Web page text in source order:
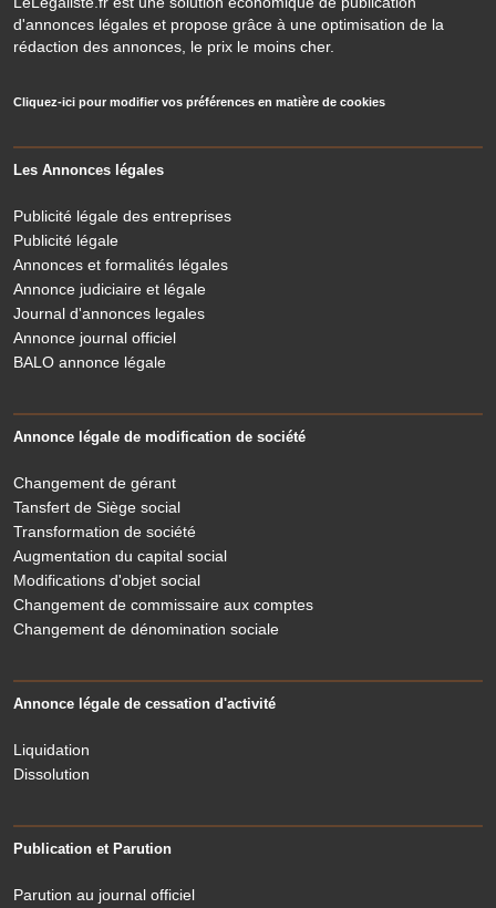
d'annonces légales et propose grâce à une optimisation de la
rédaction des annonces, le prix le moins cher.
Cliquez-ici pour modifier vos préférences en matière de cookies
Les Annonces légales
Publicité légale des entreprises
Publicité légale
Annonces et formalités légales
Annonce judiciaire et légale
Journal d'annonces legales
Annonce journal officiel
BALO annonce légale
Annonce légale de modification de société
Changement de gérant
Tansfert de Siège social
Transformation de société
Augmentation du capital social
Modifications d'objet social
Changement de commissaire aux comptes
Changement de dénomination sociale
Annonce légale de cessation d'activité
Liquidation
Dissolution
Publication et Parution
Parution au journal officiel